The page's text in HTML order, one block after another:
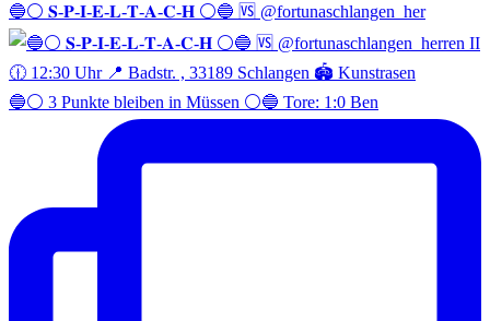
🔵⚪️ 𝐒-𝐏-𝐈-𝐄-𝐋-𝐓-𝐀-𝐂-𝐇 ⚪️🔵 🆚 @fortunaschlangen_her
🔵⚪️ 3 Punkte bleiben in Müssen ⚪️🔵 Tore: 1:0 Ben